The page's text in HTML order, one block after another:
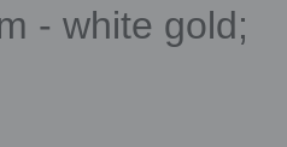
- white gold;